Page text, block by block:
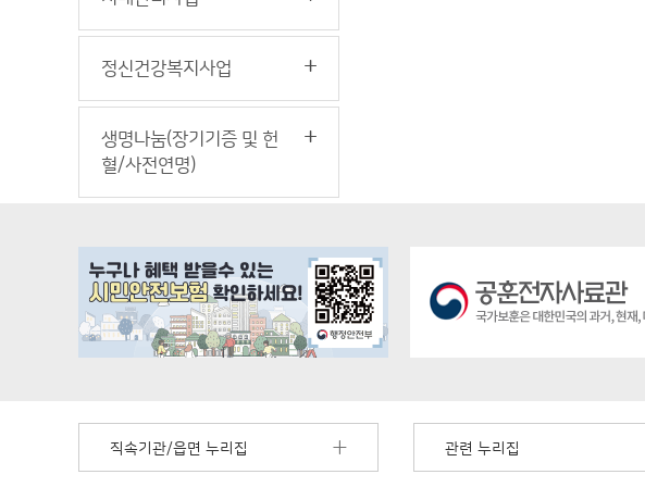
정신건강복지사업
생명나눔(장기기증 및 헌
혈/사전연명)
직속기관/읍면 누리집 관련 누리집